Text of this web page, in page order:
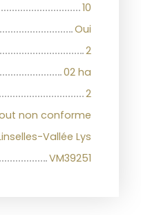
10
Oui
2
02 ha
2
non conforme
Vallée Lys
VM39251